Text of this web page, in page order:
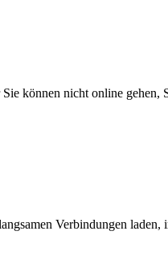
können nicht online
Verbindungen laden,